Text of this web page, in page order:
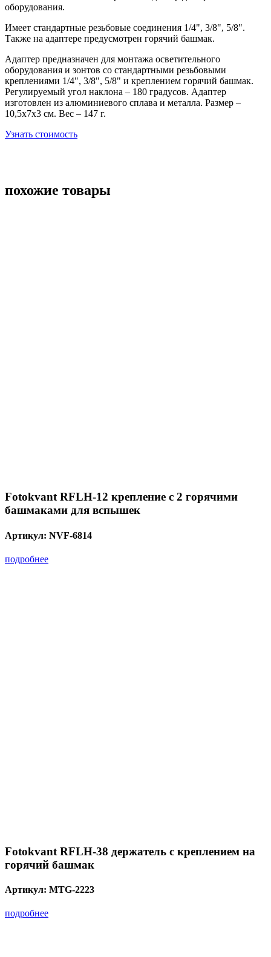
оборудования.
Имеет стандартные резьбовые соединения 1/4", 3/8", 5/8".
Также на адаптере предусмотрен горячий башмак.
Адаптер предназначен для монтажа осветительного
оборудования и зонтов со стандартными резьбовыми
креплениями 1/4", 3/8", 5/8" и креплением горячий башмак.
Регулируемый угол наклона – 180 градусов. Адаптер
изготовлен из алюминиевого сплава и металла. Размер –
10,5х7х3 см. Вес – 147 г.
Узнать стоимость
похожие товары
Fotokvant RFLH-12 крепление с 2 горячими
башмаками для вспышек
Артикул: NVF-6814
подробнее
Fotokvant RFLH-38 держатель с креплением на
горячий башмак
Артикул: MTG-2223
подробнее